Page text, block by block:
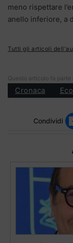
meno rispettare
anello inferiore, a
Tutti gli articoli
Questo articolo fa
Cronaca
Condividi